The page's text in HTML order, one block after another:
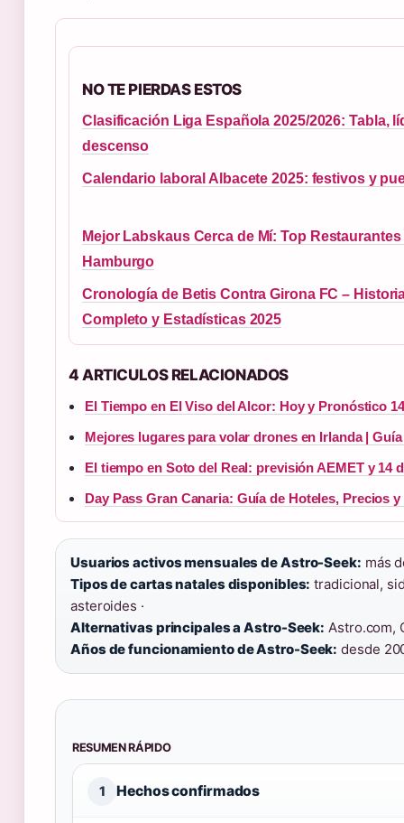
NO TE PIERDAS ESTOS
Clasificación Liga Española 2025/2026: Tabla,
descenso
Calendario laboral Albacete 2025: festivos y
Mejor Labskaus Cerca de Mí: Top Restaurantes
Hamburgo
Cronología de Betis Contra Girona FC –
Completo y Estadísticas 2025
4 ARTICULOS RELACIONADOS
El Tiempo en El Viso del Alcor: Hoy y Pronóstico
Mejores lugares para volar drones en Irlanda |
El tiempo en Soto del Real: previsión AEMET y 14
Day Pass Gran Canaria: Guía de Hoteles, Precios
Usuarios activos mensuales de Astro-Seek: más
Tipos de cartas natales disponibles: tradicional,
asteroides ·
Alternativas principales a Astro-Seek: Astro.com,
Años de funcionamiento de Astro-Seek: desde
RESUMEN RÁPIDO
1 Hechos confirmados